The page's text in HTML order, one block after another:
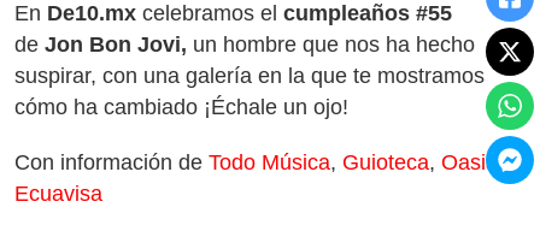
En De10.mx celebramos el cumpleaños #55
de Jon Bon Jovi, un hombre que nos ha hecho
suspirar, con una galería en la que te mostramos
cómo ha cambiado ¡Échale un ojo!
Con información de Todo Música, Guioteca, Oasis y
Ecuavisa